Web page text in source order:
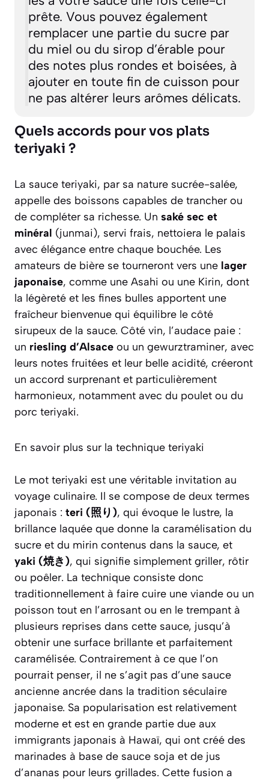
prête. Vous pouvez également
remplacer une partie du sucre par
du miel ou du sirop d’érable pour
des notes plus rondes et boisées, à
ajouter en toute fin de cuisson pour
ne pas altérer leurs arômes délicats.
Quels accords pour vos plats
teriyaki ?
La sauce teriyaki, par sa nature sucrée-salée,
appelle des boissons capables de trancher ou
de compléter sa richesse. Un saké sec et
minéral (junmai), servi frais, nettoiera le palais
avec élégance entre chaque bouchée. Les
amateurs de bière se tourneront vers une lager
japonaise, comme une Asahi ou une Kirin, dont
la légèreté et les fines bulles apportent une
fraîcheur bienvenue qui équilibre le côté
sirupeux de la sauce. Côté vin, l’audace paie :
un riesling d’Alsace ou un gewurztraminer, avec
leurs notes fruitées et leur belle acidité, créeront
un accord surprenant et particulièrement
harmonieux, notamment avec du poulet ou du
porc teriyaki.
En savoir plus sur la technique teriyaki
Le mot teriyaki est une véritable invitation au
voyage culinaire. Il se compose de deux termes
japonais : teri (照り), qui évoque le lustre, la
brillance laquée que donne la caramélisation du
sucre et du mirin contenus dans la sauce, et
yaki (焼き), qui signifie simplement griller, rôtir
ou poêler. La technique consiste donc
traditionnellement à faire cuire une viande ou un
poisson tout en l’arrosant ou en le trempant à
plusieurs reprises dans cette sauce, jusqu’à
obtenir une surface brillante et parfaitement
caramélisée. Contrairement à ce que l’on
pourrait penser, il ne s’agit pas d’une sauce
ancienne ancrée dans la tradition séculaire
japonaise. Sa popularisation est relativement
moderne et est en grande partie due aux
immigrants japonais à Hawaï, qui ont créé des
marinades à base de sauce soja et de jus
d’ananas pour leurs grillades. Cette fusion a